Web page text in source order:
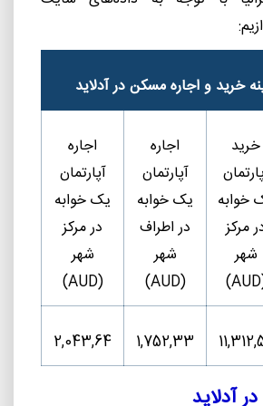
خرید و اجاره مسکن در آدلاید
خرید
خوابه
مرکز
شهر
AUD
)
اجاره
آپارتمان
یک خوابه
در اطراف
شهر
(
AUD
)
اجاره
آپارتمان
یک خوابه
در مرکز
شهر
(
AUD
)
1,752,33
2,043,64
آدلاید